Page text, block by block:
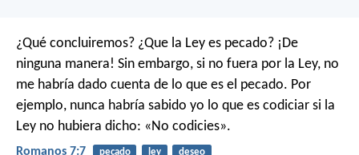
¿Qué concluiremos? ¿Que la Ley es pecado? ¡De
ninguna manera! Sin embargo, si no fuera por la Ley, no
me habría dado cuenta de lo que es el pecado. Por
ejemplo, nunca habría sabido yo lo que es codiciar si la
Ley no hubiera dicho: «No codicies».
Romanos 7:7 pecado ley deseo